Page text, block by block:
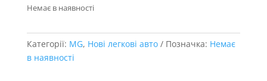
Немає в наявності
Категорії: MG, Нові легкові авто Позначка: Немає
в наявності